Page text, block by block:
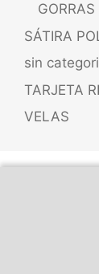
GORRAS
SÁTIRA
sin
TARJETA
VELAS